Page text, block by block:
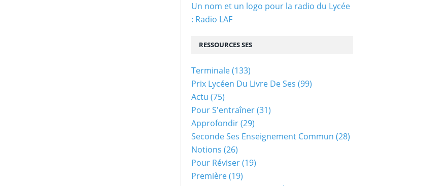
Un nom et un logo pour la radio du Lycée
: Radio LAF
RESSOURCES SES
Terminale(133)
Prix Lycéen Du Livre De Ses (99)
Actu (75)
Pour S'entraîner(31)
Approfondir(29)
Seconde Ses Enseignement Commun (28)
Notions (26)
Pour Réviser(19)
Première(19)